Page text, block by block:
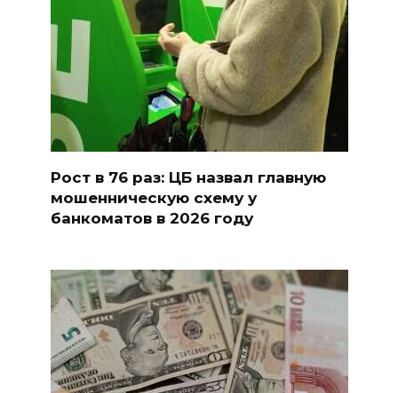
Рост в 76 раз: ЦБ назвал главную
мошенническую схему у
банкоматов в 2026 году